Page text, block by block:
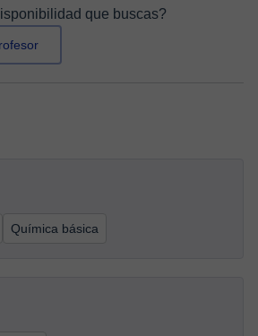
que buscas?
Química básica